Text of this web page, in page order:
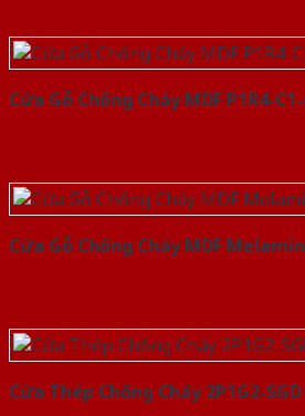
Cửa Gỗ Chống Cháy MDF P1R4-
Cửa Gỗ Chống Cháy MDF
Cửa Thép Chống Cháy 2P1G2-SGD